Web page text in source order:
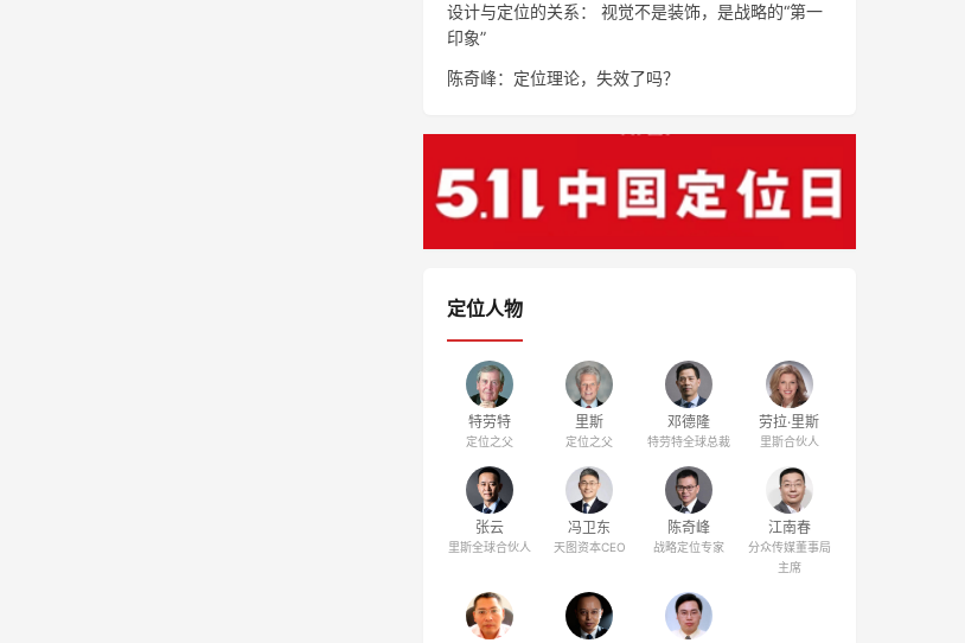
设计与定位的关系： 视觉不是装饰，是战略的“第一
印象”
陈奇峰：定位理论，失效了吗？
定位人物
特劳特
定位之父
里斯
定位之父
邓德隆
特劳特全球总裁
劳拉·里斯
里斯合伙人
张云
里斯全球合伙人
冯卫东
天图资本CEO
陈奇峰
战略定位专家
江南春
分众传媒董事局
主席